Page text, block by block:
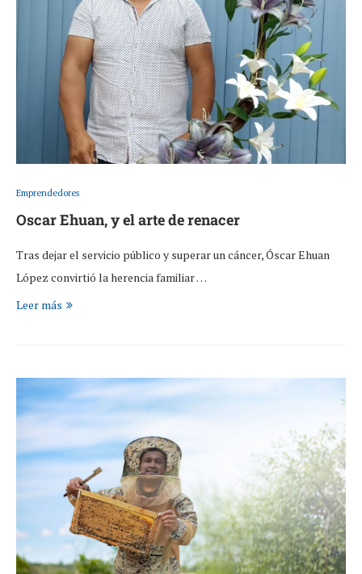
Emprendedores
Oscar Ehuan, y el arte de renacer
Tras dejar el servicio público y superar un cáncer, Óscar Ehuan
López convirtió la herencia familiar …
Leer más